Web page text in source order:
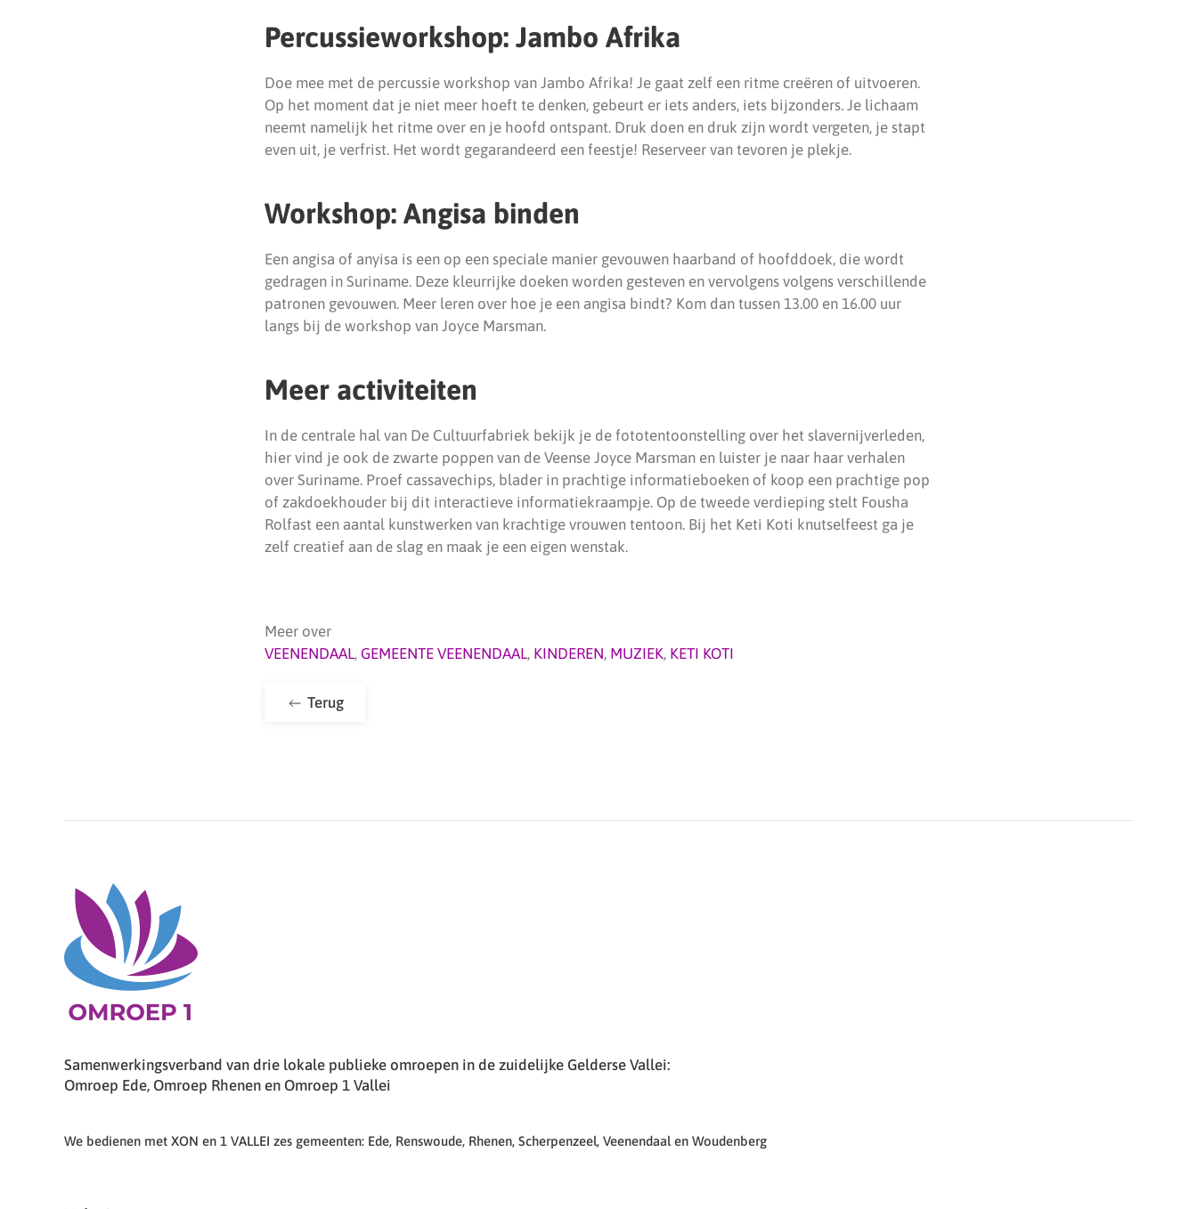
Percussieworkshop: Jambo Afrika
Doe mee met de percussie workshop van Jambo Afrika! Je gaat zelf een ritme creëren of uitvoeren.
Op het moment dat je niet meer hoeft te denken, gebeurt er iets anders, iets bijzonders. Je lichaam
neemt namelijk het ritme over en je hoofd ontspant. Druk doen en druk zijn wordt vergeten, je stapt
even uit, je verfrist. Het wordt gegarandeerd een feestje! Reserveer van tevoren je plekje.
Workshop: Angisa binden
Een angisa of anyisa is een op een speciale manier gevouwen haarband of hoofddoek, die wordt
gedragen in Suriname. Deze kleurrijke doeken worden gesteven en vervolgens volgens verschillende
patronen gevouwen. Meer leren over hoe je een angisa bindt? Kom dan tussen 13.00 en 16.00 uur
langs bij de workshop van Joyce Marsman.
Meer activiteiten
In de centrale hal van De Cultuurfabriek bekijk je de fototentoonstelling over het slavernijverleden,
hier vind je ook de zwarte poppen van de Veense Joyce Marsman en luister je naar haar verhalen
over Suriname. Proef cassavechips, blader in prachtige informatieboeken of koop een prachtige pop
of zakdoekhouder bij dit interactieve informatiekraampje. Op de tweede verdieping stelt Fousha
Rolfast een aantal kunstwerken van krachtige vrouwen tentoon. Bij het Keti Koti knutselfeest ga je
zelf creatief aan de slag en maak je een eigen wenstak.
Meer over
VEENENDAAL, GEMEENTE VEENENDAAL, KINDEREN, MUZIEK, KETI KOTI
Terug
Samenwerkingsverband van drie lokale publieke omroepen in de zuidelijke Gelderse Vallei:
Omroep Ede, Omroep Rhenen en Omroep 1 Vallei
We bedienen met XON en 1 VALLEI zes gemeenten: Ede, Renswoude, Rhenen, Scherpenzeel, Veenendaal en Woudenberg